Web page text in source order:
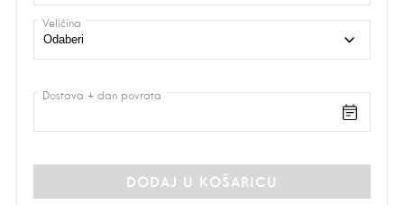
Veličina
Dostava + dan povrata
DODAJ U KOŠARICU